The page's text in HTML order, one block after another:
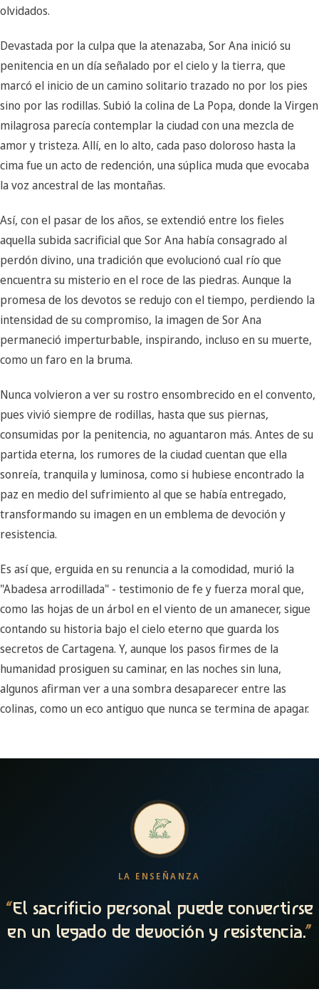
olvidados.
Devastada por la culpa que la atenazaba, Sor Ana inició su
penitencia en un día señalado por el cielo y la tierra, que
marcó el inicio de un camino solitario trazado no por los pies
sino por las rodillas. Subió la colina de La Popa, donde la Virgen
milagrosa parecía contemplar la ciudad con una mezcla de
amor y tristeza. Allí, en lo alto, cada paso doloroso hasta la
cima fue un acto de redención, una súplica muda que evocaba
la voz ancestral de las montañas.
Así, con el pasar de los años, se extendió entre los fieles
aquella subida sacrificial que Sor Ana había consagrado al
perdón divino, una tradición que evolucionó cual río que
encuentra su misterio en el roce de las piedras. Aunque la
promesa de los devotos se redujo con el tiempo, perdiendo la
intensidad de su compromiso, la imagen de Sor Ana
permaneció imperturbable, inspirando, incluso en su muerte,
como un faro en la bruma.
Nunca volvieron a ver su rostro ensombrecido en el convento,
pues vivió siempre de rodillas, hasta que sus piernas,
consumidas por la penitencia, no aguantaron más. Antes de su
partida eterna, los rumores de la ciudad cuentan que ella
sonreía, tranquila y luminosa, como si hubiese encontrado la
paz en medio del sufrimiento al que se había entregado,
transformando su imagen en un emblema de devoción y
resistencia.
Es así que, erguida en su renuncia a la comodidad, murió la
"Abadesa arrodillada" - testimonio de fe y fuerza moral que,
como las hojas de un árbol en el viento de un amanecer, sigue
contando su historia bajo el cielo eterno que guarda los
secretos de Cartagena. Y, aunque los pasos firmes de la
humanidad prosiguen su caminar, en las noches sin luna,
algunos afirman ver a una sombra desaparecer entre las
colinas, como un eco antiguo que nunca se termina de apagar.
LA ENSEÑANZA
“El sacrificio personal puede convertirse
en un legado de devoción y resistencia.”